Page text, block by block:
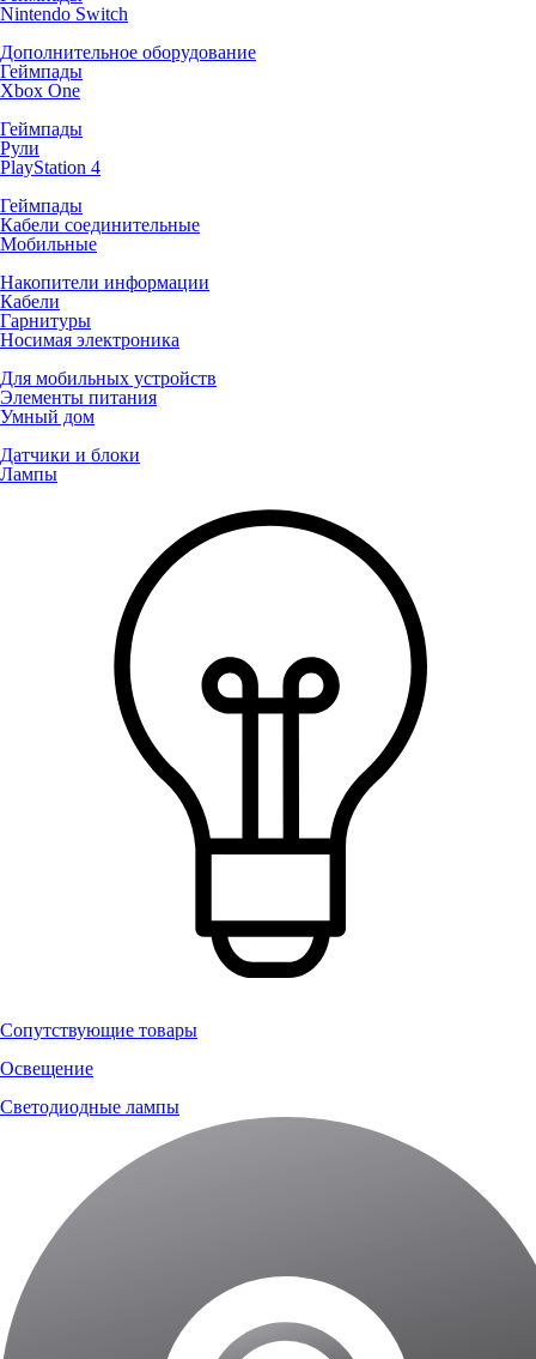
Nintendo Switch
Дополнительное оборудование
Геймпады
Xbox One
Геймпады
Рули
PlayStation 4
Геймпады
Кабели соединительные
Мобильные
Накопители информации
Кабели
Гарнитуры
Носимая электроника
Для мобильных устройств
Элементы питания
Умный дом
Датчики и блоки
Лампы
Сопутствующие товары
Освещение
Светодиодные лампы